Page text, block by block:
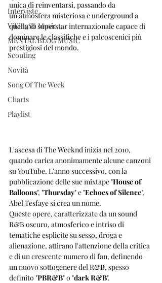
Interviste
ViKingSo Music
MENTAL BLOG MUSIC
Scouting
Novità
Song Of The Week
Charts
Playlist
unica di reinventarsi, passando da
un'atmosfera misteriosa e underground a
quella di superstar internazionale capace di
dominare le classifiche e i palcoscenici più
prestigiosi del mondo.
L'ascesa di The Weeknd inizia nel 2010,
quando carica anonimamente alcune canzoni
su YouTube. L'anno successivo, con la
pubblicazione delle sue mixtape "House of
Balloons", "Thursday" e "Echoes of Silence",
Abel Tesfaye si crea un nome.
Queste opere, caratterizzate da un sound
R&B oscuro, atmosferico e intriso di
tematiche esplicite su sesso, droga e
alienazione, attirano l'attenzione della critica
e di un crescente numero di fan, definendo
un nuovo sottogenere del R&B, spesso
definito "PBR&B" o "dark R&B".